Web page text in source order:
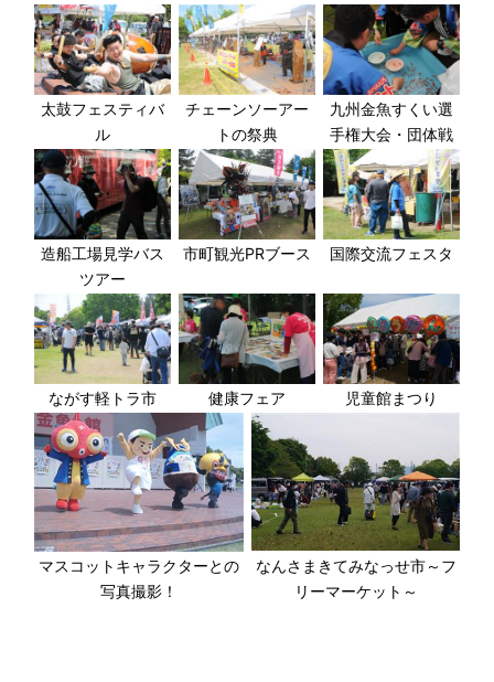
太鼓フェスティバ
ル
チェーンソーアー
トの祭典
九州金魚すくい選
手権大会・団体戦
造船工場見学バス
ツアー
市町観光PRブース 国際交流フェスタ
ながす軽トラ市 健康フェア 児童館まつり
マスコットキャラクターとの
写真撮影！
なんさまきてみなっせ市～フ
リーマーケット～